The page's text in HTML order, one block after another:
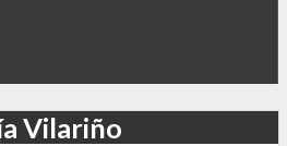
Vilariño